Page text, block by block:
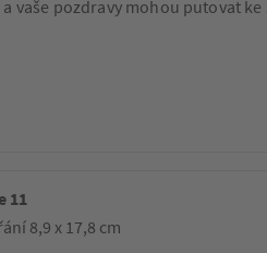
vaše pozdravy mohou putovat
11
8,9 x 17,8 cm